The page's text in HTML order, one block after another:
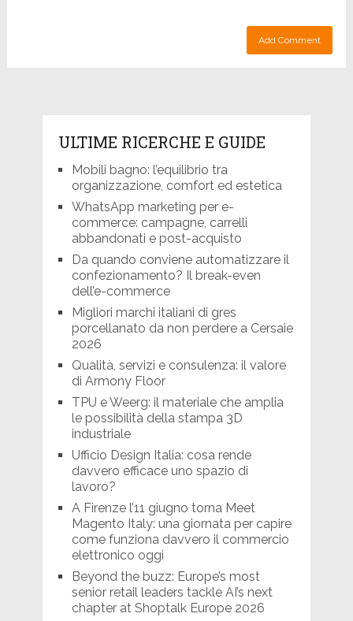
ULTIME RICERCHE E GUIDE
Mobili bagno: l’equilibrio tra
organizzazione, comfort ed estetica
WhatsApp marketing per e-
commerce: campagne, carrelli
abbandonati e post-acquisto
Da quando conviene automatizzare il
confezionamento? Il break-even
dell’e-commerce
Migliori marchi italiani di gres
porcellanato da non perdere a Cersaie
2026
Qualità, servizi e consulenza: il valore
di Armony Floor
TPU e Weerg: il materiale che amplia
le possibilità della stampa 3D
industriale
Ufficio Design Italia: cosa rende
davvero efficace uno spazio di
lavoro?
A Firenze l’11 giugno torna Meet
Magento Italy: una giornata per capire
come funziona davvero il commercio
elettronico oggi
Beyond the buzz: Europe’s most
senior retail leaders tackle AI’s next
chapter at Shoptalk Europe 2026